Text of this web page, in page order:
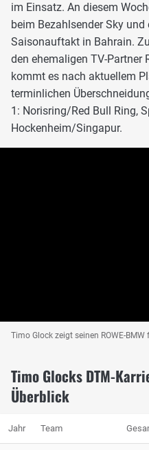
im Einsatz. An diesem
beim Bezahlsender Sky
Saisonauftakt in Bahrain.
den ehemaligen TV-Partner
kommt es nach aktuellem
terminlichen
1: Norisring/Red Bull Ring,
Hockenheim/Singapur.
Timo Glock zeigt seinen ROWE-
Timo Glocks DTM-
Überblick
Jahr Team